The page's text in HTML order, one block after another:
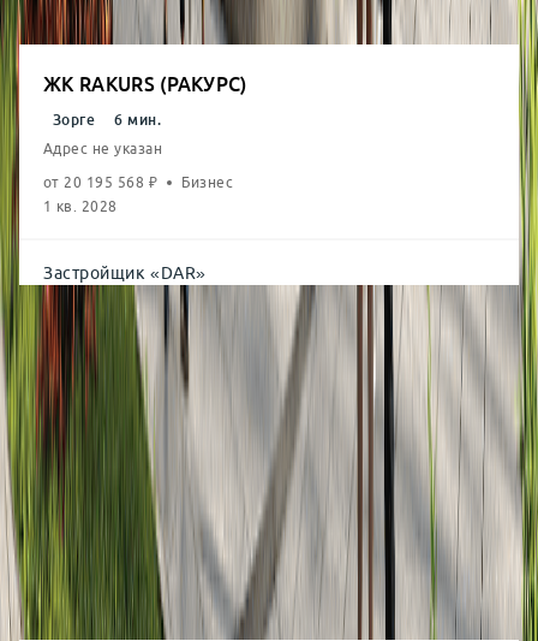
от 101.8 м²
от
51,25 млн
ЖК RAKURS (РАКУРС)
Зорге 6 мин.
Адрес не указан
от 20 195 568 ₽
Бизнес
1 кв. 2028
Застройщик «DAR»
Студия
от 21.9 м²
10,13
млн
1-комн.
от 36.5
от
12,88
млн
2-комн.
от
52.3
м²
от
17,11
3-комн.
от 71.6
м²
от 22,13
млн
4-комн.
от 95.0 м²
от
30,16 млн